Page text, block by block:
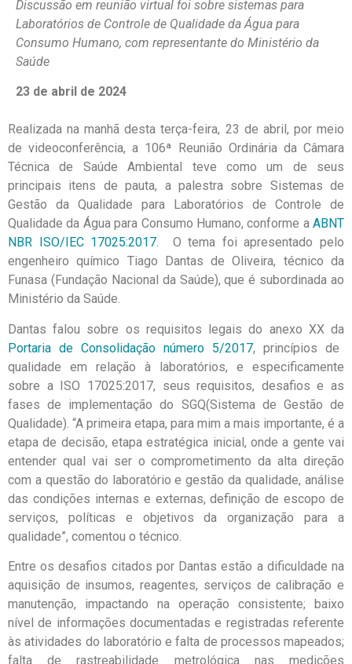
Discussão em reunião virtual foi sobre sistemas para
Laboratórios de Controle de Qualidade da Água para
Consumo Humano, com representante do Ministério da
Saúde
23 de abril de 2024
Realizada na manhã desta terça-feira, 23 de abril, por meio
de videoconferência, a 106ª Reunião Ordinária da Câmara
Técnica de Saúde Ambiental teve como um de seus
principais itens de pauta, a palestra sobre Sistemas de
Gestão da Qualidade para Laboratórios de Controle de
Qualidade da Água para Consumo Humano, conforme a ABNT
NBR ISO/IEC 17025:2017. O tema foi apresentado pelo
engenheiro químico Tiago Dantas de Oliveira, técnico da
Funasa (Fundação Nacional da Saúde), que é subordinada ao
Ministério da Saúde.
Dantas falou sobre os requisitos legais do anexo XX da
Portaria de Consolidação número 5/2017, princípios de
qualidade em relação à laboratórios, e especificamente
sobre a ISO 17025:2017, seus requisitos, desafios e as
fases de implementação do SGQ(Sistema de Gestão de
Qualidade). “A primeira etapa, para mim a mais importante, é a
etapa de decisão, etapa estratégica inicial, onde a gente vai
entender qual vai ser o comprometimento da alta direção
com a questão do laboratório e gestão da qualidade, análise
das condições internas e externas, definição de escopo de
serviços, políticas e objetivos da organização para a
qualidade”, comentou o técnico.
Entre os desafios citados por Dantas estão a dificuldade na
aquisição de insumos, reagentes, serviços de calibração e
manutenção, impactando na operação consistente; baixo
nível de informações documentadas e registradas referente
às atividades do laboratório e falta de processos mapeados;
falta de rastreabilidade metrológica nas medições